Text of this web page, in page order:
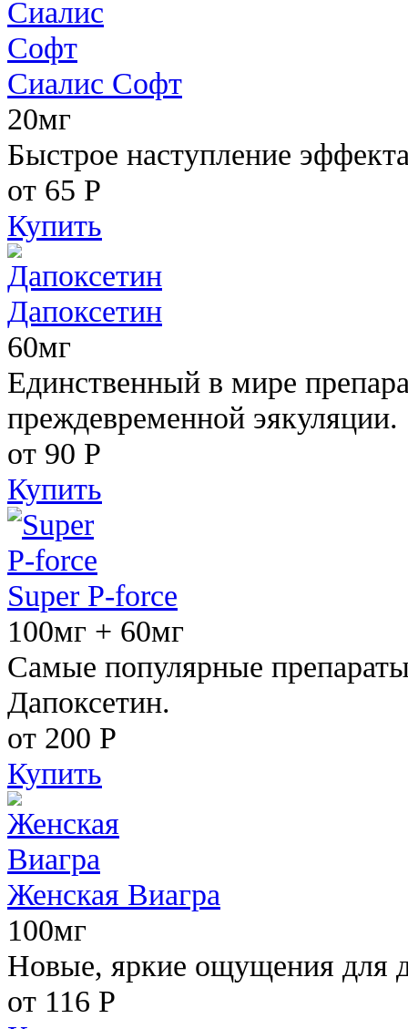
Сиалис Софт
20мг
Быстрое наступление
от 65 Р
Купить
Дапоксетин
60мг
Единственный в мире
преждевременной эякуляции.
от 90 Р
Купить
Super P-force
100мг + 60мг
Самые популярные
Дапоксетин.
от 200 Р
Купить
Женская Виагра
100мг
Новые, яркие ощущения для
от 116 Р